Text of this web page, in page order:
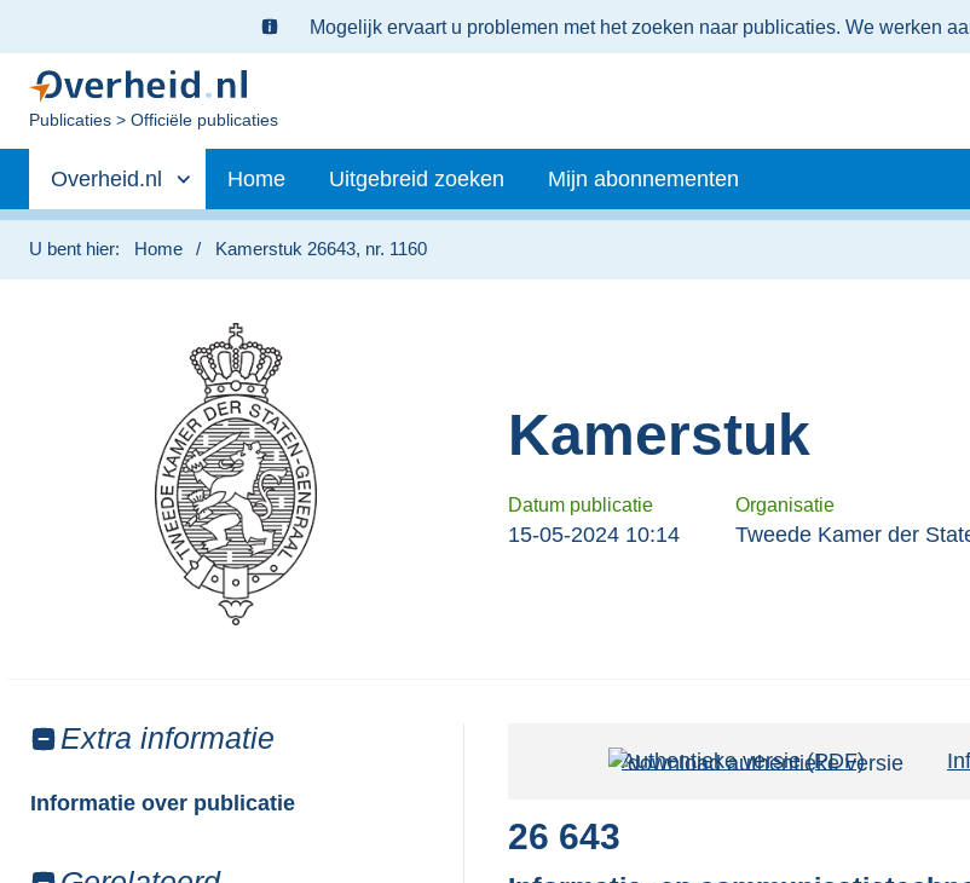
Ter
informatie:
Mogelijk ervaart u problemen met het zoeken naar publicaties. We werken
U
Publicaties Officiële publicaties
Primaire
navigatie
Andere
sites
binnen
Overheid.nl Home Uitgebreid zoeken Mijn abonnementen
U bent hier: Home Kamerstuk 26643, nr. 1160
Kamerstuk
Datum publicatie Organisatie
15-05-2024 10:14 Tweede Kamer der
Toon
van:
Extra informatie
Informatie over publicatie
Authentieke versie (PDF)b
26 643